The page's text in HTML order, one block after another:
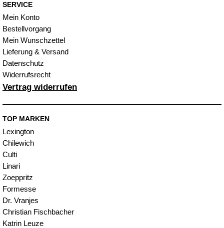
SERVICE
Mein Konto
Bestellvorgang
Mein Wunschzettel
Lieferung & Versand
Datenschutz
Widerrufsrecht
Vertrag widerrufen
TOP MARKEN
Lexington
Chilewich
Culti
Linari
Zoeppritz
Formesse
Dr. Vranjes
Christian Fischbacher
Katrin Leuze